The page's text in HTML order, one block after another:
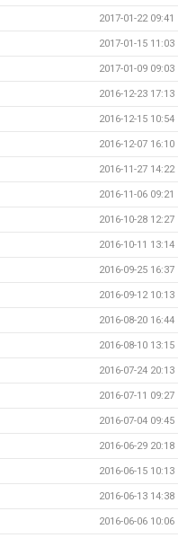
2017-01-22 09:41
2017-01-15 11:03
2017-01-09 09:03
2016-12-23 17:13
2016-12-15 10:54
2016-12-07 16:10
2016-11-27 14:22
2016-11-06 09:21
2016-10-28 12:27
2016-10-11 13:14
2016-09-25 16:37
2016-09-12 10:13
2016-08-20 16:44
2016-08-10 13:15
2016-07-24 20:13
2016-07-11 09:27
2016-07-04 09:45
2016-06-29 20:18
2016-06-15 10:13
2016-06-13 14:38
2016-06-06 10:06